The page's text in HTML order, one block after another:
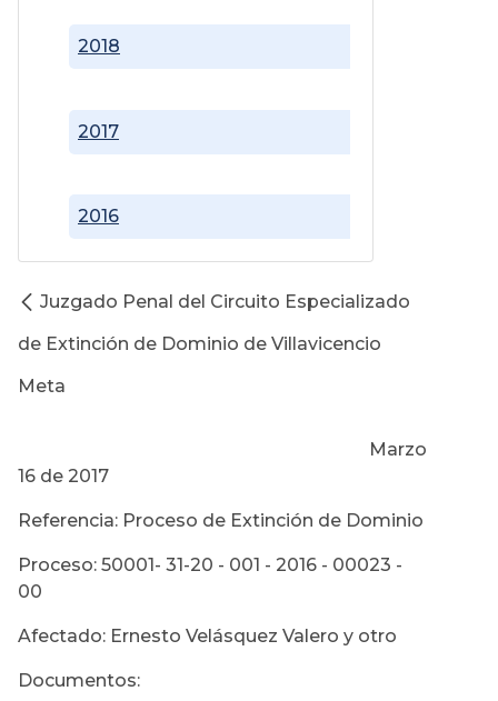
2016
2017
2018
Juzgado Penal del Circuito Especializado
de Extinción de Dominio de Villavicencio
Meta
Marzo
16 de 2017
Referencia: Proceso de Extinción de Dominio
Proceso: 50001- 31-20 - 001 - 2016 - 00023 -
00
Afectado: Ernesto Velásquez Valero y otro
Documentos: